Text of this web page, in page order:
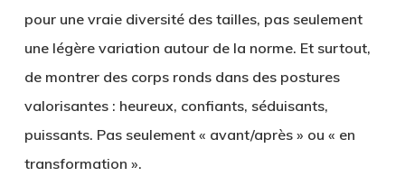
pour une vraie diversité des tailles, pas seulement
une légère variation autour de la norme. Et surtout,
de montrer des corps ronds dans des postures
valorisantes : heureux, confiants, séduisants,
puissants. Pas seulement « avant/après » ou « en
transformation ».